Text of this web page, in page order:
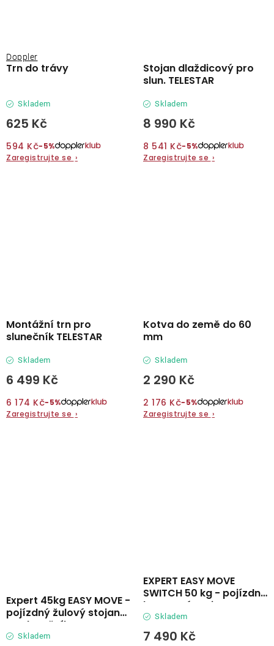
Trn do trávy
Doppler
Skladem
625 Kč
594 Kč−5%
Zaregistrujte se ›
Stojan dlaždicový pro
slun. TELESTAR
Skladem
8 990 Kč
8 541 Kč−5%
Zaregistrujte se ›
Montážní trn pro
slunečník TELESTAR
Skladem
6 499 Kč
6 174 Kč−5%
Zaregistrujte se ›
Kotva do země do 60
mm
Skladem
2 290 Kč
2 176 Kč−5%
Zaregistrujte se ›
Expert 45kg EASY MOVE -
pojízdný žulový stojan
na slunečník
Skladem
EXPERT EASY MOVE
SWITCH 50 kg - pojízdný
betonový stojan
Skladem
7 490 Kč